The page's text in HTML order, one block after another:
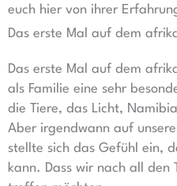
euch hier von ihrer
Das erste Mal auf dem
Das erste Mal auf dem
als Familie eine sehr
die Tiere, das Licht,
Aber irgendwann auf
stellte sich das Gefühl ein,
kann. Dass wir nach all den